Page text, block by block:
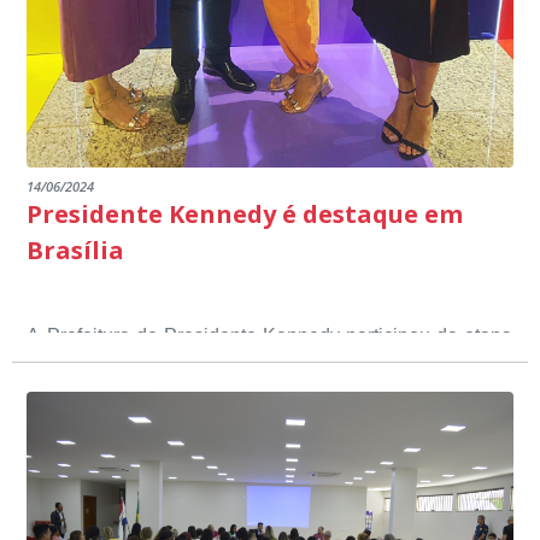
14/06/2024
Presidente Kennedy é destaque em
Brasília
A Prefeitura de Presidente Kennedy participou da etapa
nacional do 12º Prêmio Sebrae Prefeitura
Empreendedora, que visou valorizar e destacar o papel
dos gestores públicos comprometidos com o
desenvolvimento socioeconômico dos municípios, a
partir de iniciativas que estimulam o empreendedorismo,
a competitividade dos pequenos negócios e a